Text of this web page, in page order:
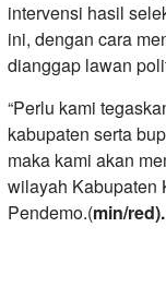
intervensi hasil
ini, dengan cara
dianggap lawan
“Perlu kami
kabupaten serta
maka kami akan
wilayah Kabupaten
Pendemo.(min/red).